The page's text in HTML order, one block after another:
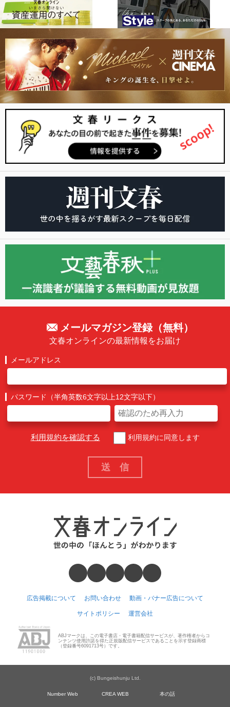
メールマガジン登録（無料）
文春オンラインの最新情報をお届け
メールアドレス
パスワード（半角英数6文字以上12文字以下）
利用規約を確認する 利用規約に同意します
広告掲載について お問い合わせ 動画・バナー広告について
サイトポリシー 運営会社
ABJマークは、この電子書店・電子書籍配信サービスが、著作権者からコ
ンテンツ使用許諾を得た正規版配信サービスであることを示す登録商標
（登録番号6091713号）です。
(c) Bungeishunju Ltd.
Number Web CREA WEB 本の話